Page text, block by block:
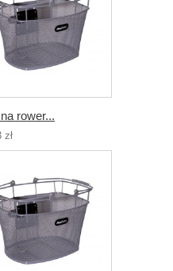
rower...
zł